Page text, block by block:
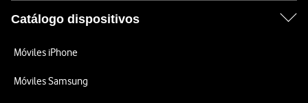
Catálogo dispositivos
Móviles iPhone
Móviles Samsung